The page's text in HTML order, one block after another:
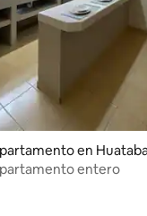
4.86 de 5; 70
en
entero